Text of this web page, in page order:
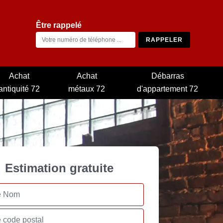
Être rappelé
Achat
72
Achat
métaux 72
Débarras
d'appartement 72
Estimation gratuite